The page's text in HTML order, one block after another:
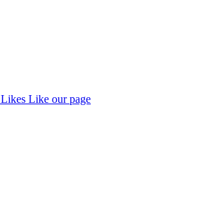
Likes Like our page